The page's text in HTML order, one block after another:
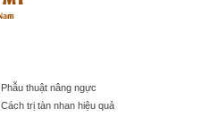
Phẫu thuật nâng ngực
Cách trị tàn nhan hiệu quả